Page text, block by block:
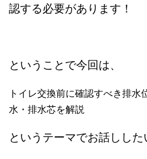
認する必要があります！
ということで今回は、
トイレ交換前に確認すべき排水
水・排水芯を解説
というテーマでお話しした